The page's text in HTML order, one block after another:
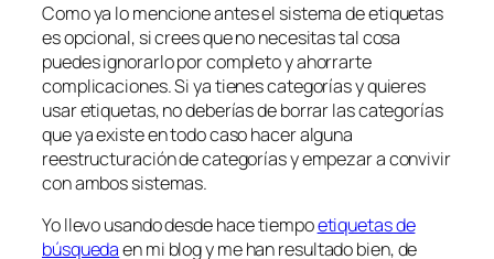
Como ya lo mencione antes el sistema de etiquetas
es opcional, si crees que no necesitas tal cosa
puedes ignorarlo por completo y ahorrarte
complicaciones. Si ya tienes categorías y quieres
usar etiquetas, no deberías de borrar las categorías
que ya existe en todo caso hacer alguna
reestructuración de categorías y empezar a convivir
con ambos sistemas.
Yo llevo usando desde hace tiempoetiquetas de
búsquedaen mi blog y me han resultado bien, de